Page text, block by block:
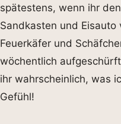
spätestens, wenn ihr
Sandkasten und
Feuerkäfer und
wöchentlich
ihr wahrscheinlich, was
Gefühl!